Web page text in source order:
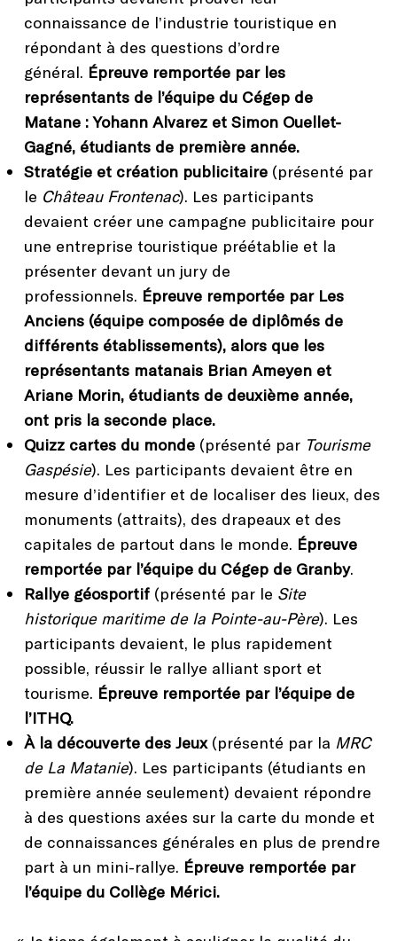
connaissance de l’industrie touristique en
répondant à des questions d’ordre
général. Épreuve remportée par les
représentants de l’équipe du Cégep de
Matane : Yohann Alvarez et Simon Ouellet-
Gagné, étudiants de première année.
Stratégie et création publicitaire (présenté par
le Château Frontenac). Les participants
devaient créer une campagne publicitaire pour
une entreprise touristique préétablie et la
présenter devant un jury de
professionnels. Épreuve remportée par Les
Anciens (équipe composée de diplômés de
différents établissements), alors que les
représentants matanais Brian Ameyen et
Ariane Morin, étudiants de deuxième année,
ont pris la seconde place.
Quizz cartes du monde (présenté par Tourisme
Gaspésie). Les participants devaient être en
mesure d’identifier et de localiser des lieux, des
monuments (attraits), des drapeaux et des
capitales de partout dans le monde. Épreuve
remportée par l’équipe du Cégep de Granby.
Rallye géosportif (présenté par le Site
historique maritime de la Pointe-au-Père). Les
participants devaient, le plus rapidement
possible, réussir le rallye alliant sport et
tourisme. Épreuve remportée par l’équipe de
l’ITHQ.
À la découverte des Jeux(présenté par la MRC
de La Matanie). Les participants (étudiants en
première année seulement) devaient répondre
à des questions axées sur la carte du monde et
de connaissances générales en plus de prendre
part à un mini-rallye. Épreuve remportée par
l’équipe du Collège Mérici.